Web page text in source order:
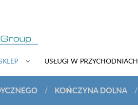
USŁUGI W PRZYCHODNIACH
/ KOŃCZYNA DOLNA /